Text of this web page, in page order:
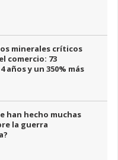
minerales críticos
comercio: 73
años y un 350% más
han hecho muchas
la guerra